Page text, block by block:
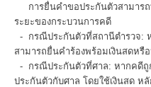
การยื่นคำขอประกันตัวสามาร
ระยะของกระบวนการคดี
- กรณีประกันตัวที่สถานีตำรวจ:
สามารถยื่นคำร้องพร้อมเงินสดห
- กรณีประกันตัวที่ศาล: หากคดีถู
ประกันตัวกับศาล โดยใช้เงินสด